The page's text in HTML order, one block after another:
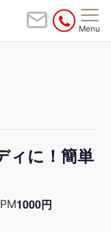
Menu
ィに！簡単
1000円